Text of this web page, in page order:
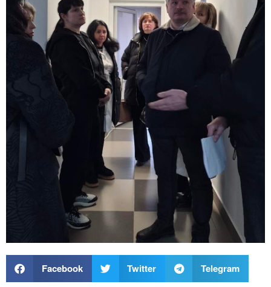
Facebook Twitter Telegram